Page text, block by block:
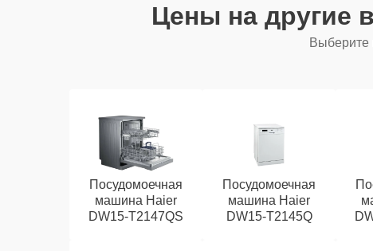
Цены на другие
Выберите
Посудомоечная
машина Haier
DW15-T2147QS
Посудомоечная
машина Haier
DW15-T2145Q